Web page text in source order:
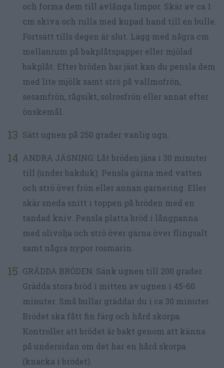
och forma dem till avlånga limpor. Skär av ca 1
cm skiva och rulla med kupad hand till en bulle.
Fortsätt tills degen är slut. Lägg med några cm
mellanrum på bakplåtspapper eller mjölad
bakplåt. Efter bröden har jäst kan du pensla dem
med lite mjölk samt strö på vallmofrön,
sesamfrön, rågsikt, solrosfrön eller annat efter
önskemål.
Sätt ugnen på 250 grader vanlig ugn.
ANDRA JÄSNING: Låt bröden jäsa i 30 minuter
till (under bakduk). Pensla gärna med vatten
och strö över frön eller annan garnering. Eller
skär sneda snitt i toppen på bröden med en
tandad kniv. Pensla platta bröd i långpanna
med olivolja och strö över gärna över flingsalt
samt några nypor rosmarin.
GRÄDDA BRÖDEN: Sänk ugnen till 200 grader.
Grädda stora bröd i mitten av ugnen i 45-60
minuter. Små bullar gräddar du i ca 30 minuter.
Brödet ska fått fin färg och hård skorpa.
Kontroller att brödet är bakt genom att känna
på undersidan om det har en hård skorpa
(knacka i brödet).